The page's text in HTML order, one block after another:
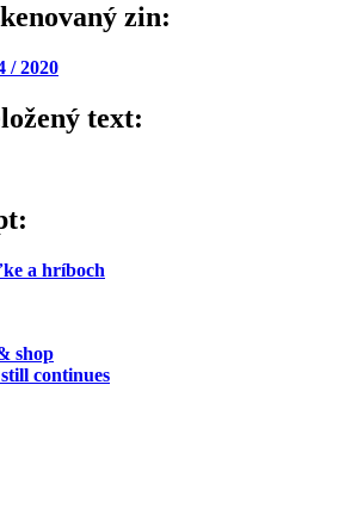
zin:
/ 2020
text:
a hríboch
shop
continues